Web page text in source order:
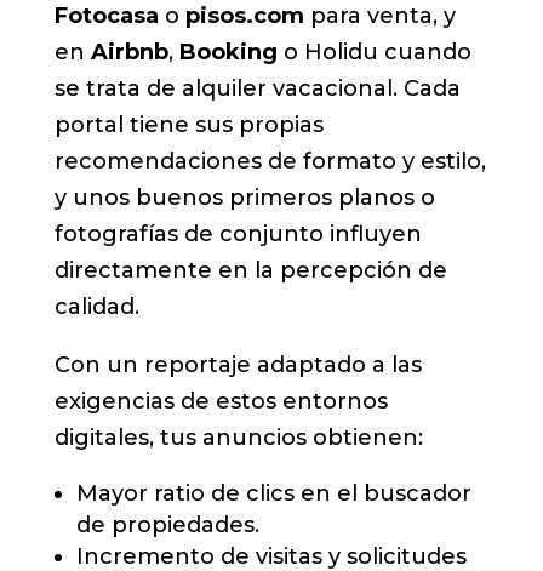
Fotocasa o pisos.com para venta, y
en Airbnb, Booking o Holidu cuando
se trata de alquiler vacacional. Cada
portal tiene sus propias
recomendaciones de formato y estilo,
y unos buenos primeros planos o
fotografías de conjunto influyen
directamente en la percepción de
calidad.
Con un reportaje adaptado a las
exigencias de estos entornos
digitales, tus anuncios obtienen:
Mayor ratio de clics en el buscador
de propiedades.
Incremento de visitas y solicitudes